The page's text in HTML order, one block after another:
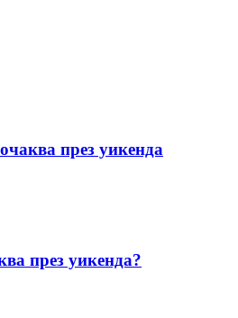
през уикенда
през уикенда?